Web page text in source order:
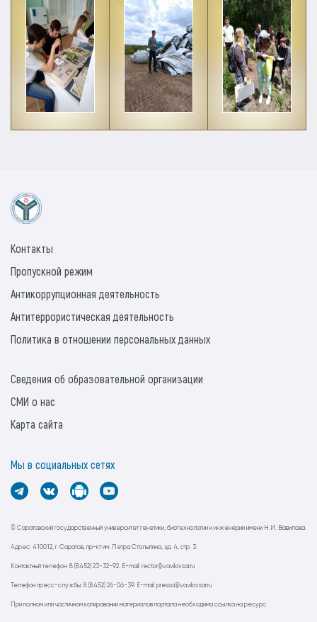
© Саратовский государственный университет генетики, биотехнологии и инженерии имени Н.И. Вавилова.
Адрес: 410012, г. Саратов, пр-кт им. Петра Столыпина, зд. 4, стр. 3.
Контактный телефон: 8 (8452) 23-32-92. E-mail: rector@vavilovsar.ru
Телефон пресс-службы: 8 (8452) 26-06-39. E-mail: pressa@vavilovsar.ru
При полном или частичном копировании материалов портала необходима ссылка на ресурс.
Контакты
Пропускной режим
Антикоррупционная деятельность
Антитеррористическая деятельность
Политика в отношении персональных данных
Сведения об образовательной организации
СМИ о нас
Карта сайта
Мы в социальных сетях